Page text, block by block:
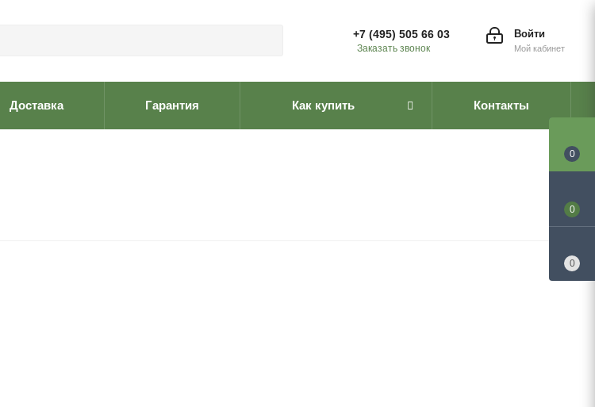
Войти
Мой кабинет
+7 (495) 505 66 03
Заказать звонок
Доставка Гарантия Как купить Контакты
0
0
0